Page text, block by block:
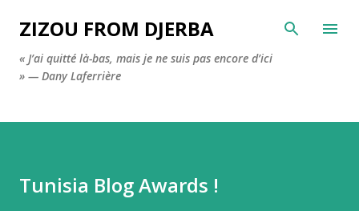
Accéder au contenu principal
ZIZOU FROM DJERBA
« J’ai quitté là-bas, mais je ne suis pas encore d’ici
» — Dany Laferrière
Tunisia Blog Awards !